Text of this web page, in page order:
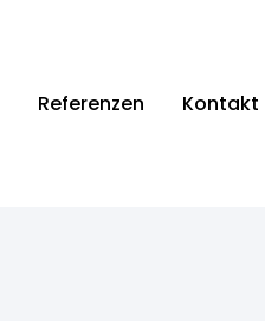
Referenzen Kontakt